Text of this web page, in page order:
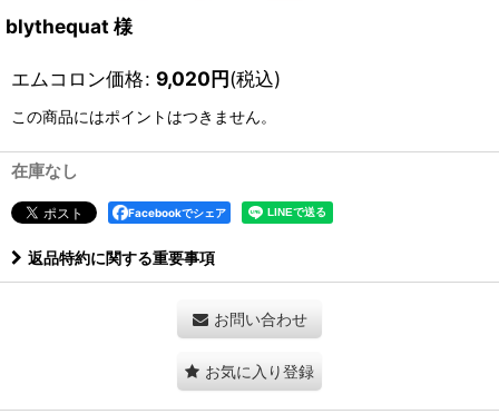
blythequat 様
エムコロン価格: 9,020円(税込)
この商品にはポイントはつきません。
在庫なし
Facebookでシェア
返品特約に関する重要事項
お問い合わせ
お気に入り登録